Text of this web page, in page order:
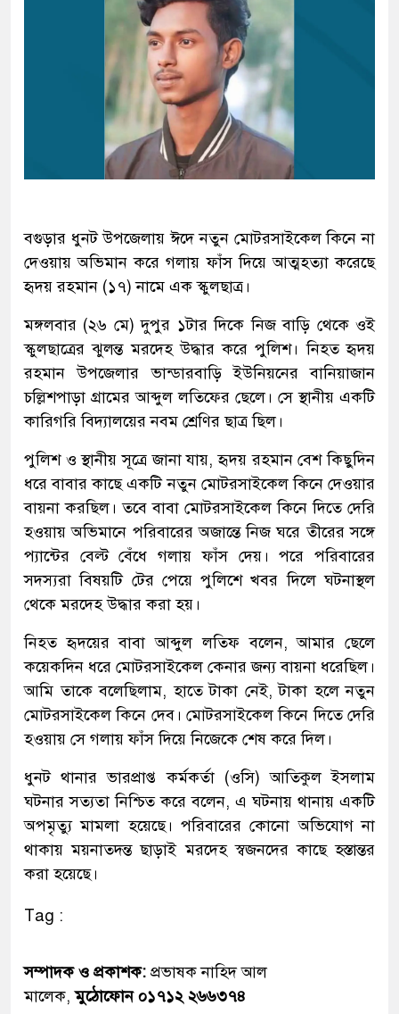
বগুড়ার ধুনট উপজেলায় ঈদে নতুন মোটরসাইকেল কিনে না
দেওয়ায় অভিমান করে গলায় ফাঁস দিয়ে আত্মহত্যা করেছে
হৃদয় রহমান (১৭) নামে এক স্কুলছাত্র।
মঙ্গলবার (২৬ মে) দুপুর ১টার দিকে নিজ বাড়ি থেকে ওই
স্কুলছাত্রের ঝুলন্ত মরদেহ উদ্ধার করে পুলিশ। নিহত হৃদয়
রহমান উপজেলার ভান্ডারবাড়ি ইউনিয়নের বানিয়াজান
চল্লিশপাড়া গ্রামের আব্দুল লতিফের ছেলে। সে স্থানীয় একটি
কারিগরি বিদ্যালয়ের নবম শ্রেণির ছাত্র ছিল।
পুলিশ ও স্থানীয় সূত্রে জানা যায়, হৃদয় রহমান বেশ কিছুদিন
ধরে বাবার কাছে একটি নতুন মোটরসাইকেল কিনে দেওয়ার
বায়না করছিল। তবে বাবা মোটরসাইকেল কিনে দিতে দেরি
হওয়ায় অভিমানে পরিবারের অজান্তে নিজ ঘরে তীরের সঙ্গে
প্যান্টের বেল্ট বেঁধে গলায় ফাঁস দেয়। পরে পরিবারের
সদস্যরা বিষয়টি টের পেয়ে পুলিশে খবর দিলে ঘটনাস্থল
থেকে মরদেহ উদ্ধার করা হয়।
নিহত হৃদয়ের বাবা আব্দুল লতিফ বলেন, আমার ছেলে
কয়েকদিন ধরে মোটরসাইকেল কেনার জন্য বায়না ধরেছিল।
আমি তাকে বলেছিলাম, হাতে টাকা নেই, টাকা হলে নতুন
মোটরসাইকেল কিনে দেব। মোটরসাইকেল কিনে দিতে দেরি
হওয়ায় সে গলায় ফাঁস দিয়ে নিজেকে শেষ করে দিল।
ধুনট থানার ভারপ্রাপ্ত কর্মকর্তা (ওসি) আতিকুল ইসলাম
ঘটনার সত্যতা নিশ্চিত করে বলেন, এ ঘটনায় থানায় একটি
অপমৃত্যু মামলা হয়েছে। পরিবারের কোনো অভিযোগ না
থাকায় ময়নাতদন্ত ছাড়াই মরদেহ স্বজনদের কাছে হস্তান্তর
করা হয়েছে।
Tag :
সম্পাদক ও প্রকাশক: প্রভাষক নাহিদ আল
মালেক,মুঠোফোন ০১৭১২ ২৬৬৩৭৪